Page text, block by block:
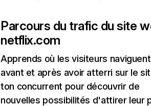
Parcours du trafic du site
netflix.com
Apprends où les visiteurs naviguent
avant et après avoir atterri sur le
ton concurrent pour découvrir de
nouvelles possibilités d'attirer leur